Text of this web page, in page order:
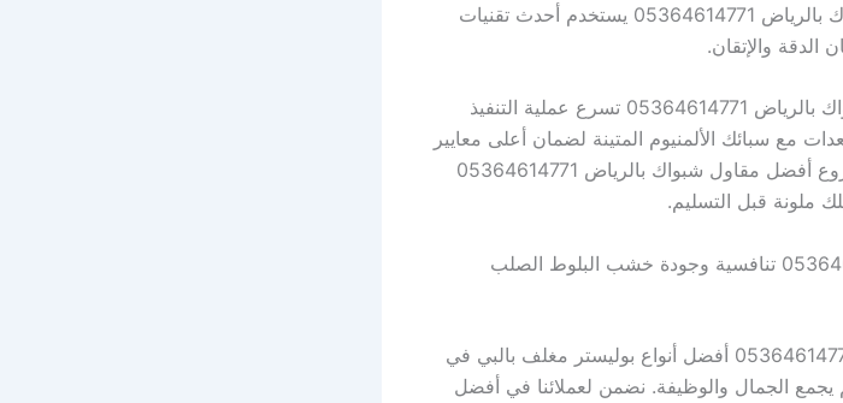
الحفاظ على البيئة. فريق أفضل مقاول شبواك بالرياض 05364614771 يستخدم أحدث تقنيات
والإتقان.
نستخدم معدات حديثة في أفضل مقاول شبواك بالرياض 05364614771 تسرع عملية التنفيذ
مع سبائك الألمنيوم المتينة لضمان أعلى معايير
الجودة العالمية في جميع المشاريع. كل مشروع أفضل مقاول شبواك بالرياض 05364614771
ملونة قبل التسليم.
أسعار أفضل مقاول شبواك بالرياض 05364614771 تنافسية وجودة خشب البلوط الصلب
نستخدم في أفضل مقاول شبواك بالرياض 05364614771 أفضل أنواع بوليستر مغلف بالبي في
يجمع الجمال والوظيفة. نضمن لعملائنا في أفضل